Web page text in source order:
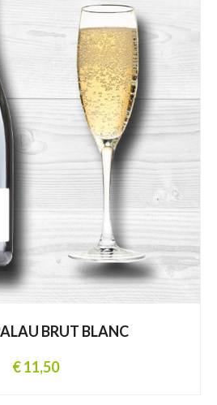
BRUT BLANC
€ 11,50